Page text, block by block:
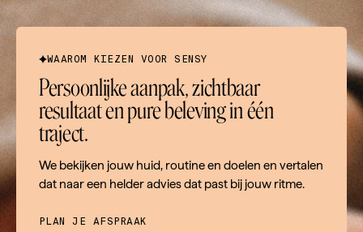
WAAROM KIEZEN VOOR SENSY
Persoonlijke aanpak, zichtbaar
resultaat en pure beleving in één
traject.
We bekijken jouw huid, routine en doelen en vertalen
dat naar een helder advies dat past bij jouw ritme.
PLAN JE AFSPRAAK